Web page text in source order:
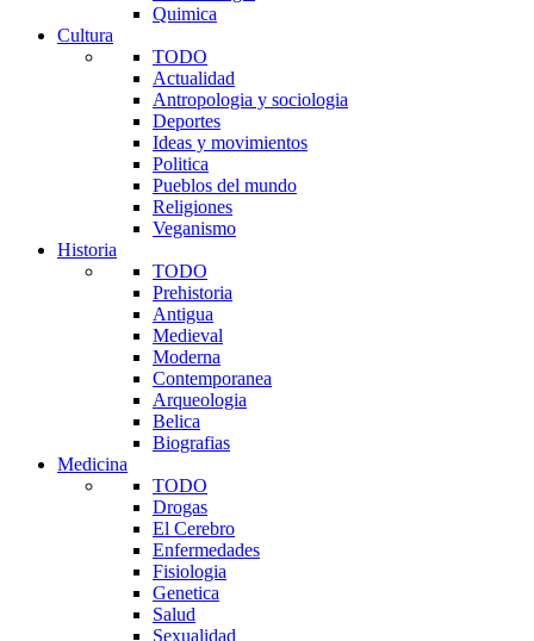
Quimica
Cultura
TODO
Actualidad
Antropologia y sociologia
Deportes
Ideas y movimientos
Politica
Pueblos del mundo
Religiones
Veganismo
Historia
TODO
Prehistoria
Antigua
Medieval
Moderna
Contemporanea
Arqueologia
Belica
Biografias
Medicina
TODO
Drogas
El Cerebro
Enfermedades
Fisiologia
Genetica
Salud
Sexualidad